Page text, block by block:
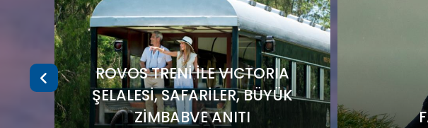
FAROE ADALARI